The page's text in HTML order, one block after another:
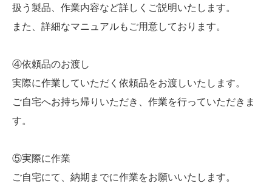
扱う製品、作業内容など詳しくご説明いたします。
また、詳細なマニュアルもご用意しております。
④依頼品のお渡し
実際に作業していただく依頼品をお渡しいたします。
ご自宅へお持ち帰りいただき、作業を行っていただきま
す。
⑤実際に作業
ご自宅にて、納期までに作業をお願いいたします。